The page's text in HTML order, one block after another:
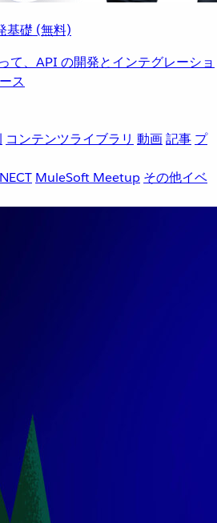
礎 (無料)
、API の開発とインテグレーショ
ス
コンテンツライブラリ 動画記事 プ
MuleSoft Meetup その他イベ